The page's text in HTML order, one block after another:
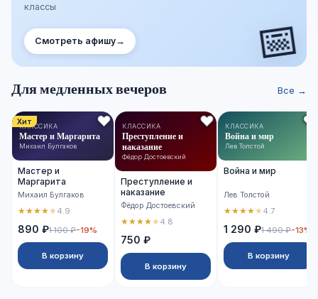
классы
Смотреть афишу→ 📅
Для медленных вечеров Все →
Хит
КЛАССИКА
Мастер и Маргарита
Михаил Булгаков
Мастер и
Маргарита
Михаил Булгаков
★★★★★4.9
890 ₽1 100 ₽-19%
В корзину
КЛАССИКА
Преступление и
наказание
Фёдор Достоевский
Преступление и
наказание
Фёдор Достоевский
★★★★★4.8
750 ₽
В корзину
КЛАССИКА
Война и мир
Лев Толстой
Война и мир
Лев Толстой
★★★★★4.7
1 290 ₽1 490 ₽-13%
В корзину